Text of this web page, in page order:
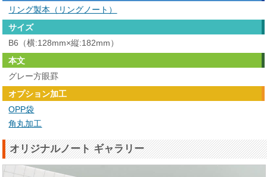
リング製本（リングノート）
サイズ
B6（横:128mm×縦:182mm）
本文
グレー方眼罫
オプション加工
OPP袋
角丸加工
オリジナルノート ギャラリー